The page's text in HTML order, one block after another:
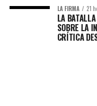
LA FIRMA 21
LA
SOBRE LA
CRÍTICA